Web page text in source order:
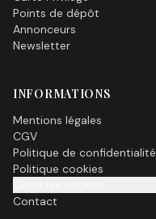
Points de dépôt
Annonceurs
Newsletter
INFORMATIONS
Mentions légales
CGV
Politique de confidentialité
Politique cookies
Contact